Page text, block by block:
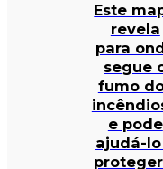
Este
revela
para
segue
fumo
e pode
ajudá-lo